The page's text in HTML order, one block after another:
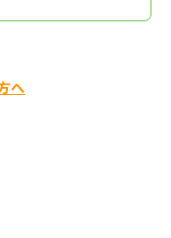
へ